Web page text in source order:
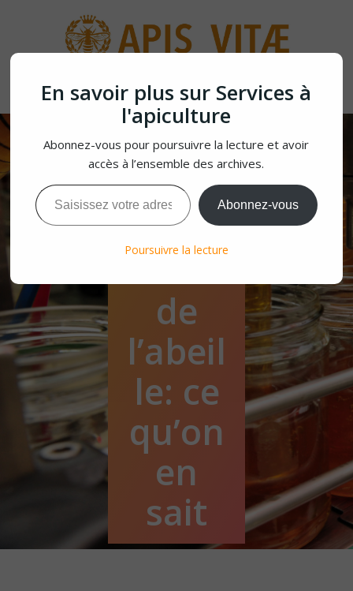
au
contenu
Micro
biote
de
l’abeil
le: ce
qu’on
en
sait
En savoir plus sur Services à
l'apiculture
Abonnez-vous pour poursuivre la lecture et avoir
accès à l’ensemble des archives.
Saisissez votre adresse e-mail…
Abonnez-vous
Poursuivre la lecture